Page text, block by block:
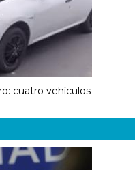
cuatro vehículos